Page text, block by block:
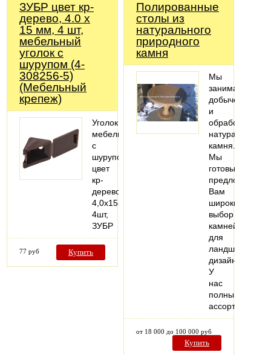
ЗУБР цвет кр-
дерево, 4.0 x
15 мм, 4 шт,
мебельный
уголок с
шурупом (4-
308256-5)
(Мебельный
крепеж)
Уголок
мебельный
с
шурупом,
цвет
кр-
дерево,
4,0x15мм,
4шт,
ЗУБР
77 руб Купить
Полированные
столы из
натурального
природного
камня
Мы
занимаемся
добычей
и
обработкой
натурального
камня.
Мы
готовы
предложить
Вам
широкий
выбор
камней
для
ландшафтного
дизайна.
У
нас
полный
ассортимент…
от 18 000 до 100 000 руб
Купить